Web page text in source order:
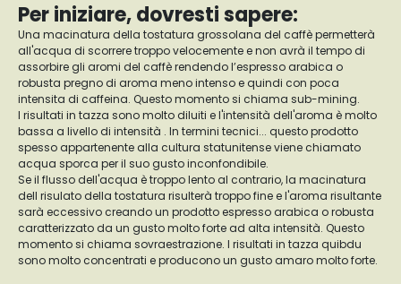
Per iniziare, dovresti sapere:
Una macinatura della tostatura grossolana del caffè permetterà
all'acqua di scorrere troppo velocemente e non avrà il tempo di
assorbire gli aromi del caffè rendendo l’espresso arabica o
robusta pregno di aroma meno intenso e quindi con poca
intensita di caffeina. Questo momento si chiama sub-mining.
I risultati in tazza sono molto diluiti e l'intensità dell'aroma è molto
bassa a livello di intensità . In termini tecnici... questo prodotto
spesso appartenente alla cultura statunitense viene chiamato
acqua sporca per il suo gusto inconfondibile.
Se il flusso dell'acqua è troppo lento al contrario, la macinatura
dell risulato della tostatura risulterà troppo fine e l'aroma risultante
sarà eccessivo creando un prodotto espresso arabica o robusta
caratterizzato da un gusto molto forte ad alta intensità. Questo
momento si chiama sovraestrazione. I risultati in tazza quibdu
sono molto concentrati e producono un gusto amaro molto forte.